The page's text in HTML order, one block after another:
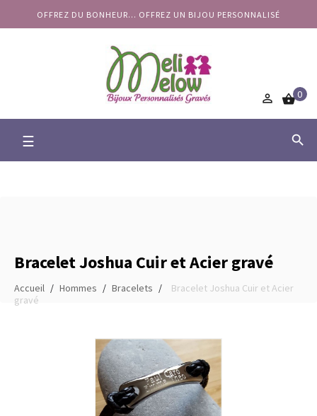
OFFREZ DU BONHEUR... OFFREZ UN BIJOU PERSONNALISÉ
 0
Basculer
☰ 
Bracelet Joshua Cuir et Acier gravé
Accueil Hommes Bracelets
Bracelet Joshua Cuir et Acier
gravé